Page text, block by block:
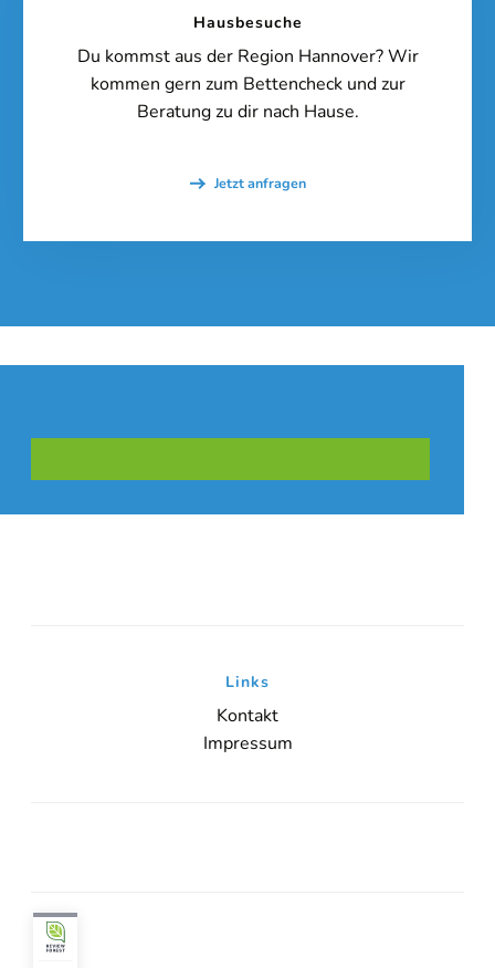
Hausbesuche
Du kommst aus der Region Hannover? Wir
kommen gern zum Bettencheck und zur
Beratung zu dir nach Hause.
Jetzt anfragen
[/borlabs-cookie]
Links
Kontakt
Impressum